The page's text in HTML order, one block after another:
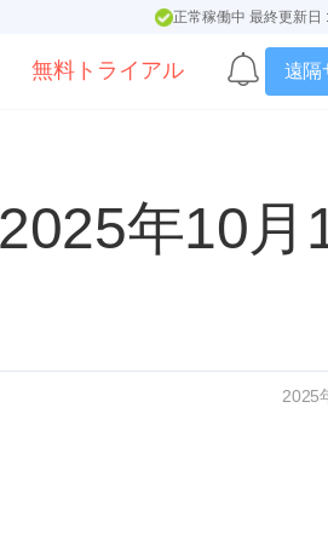
正常稼働中 最終更新日
無料トライアル 遠隔
年10月
2025